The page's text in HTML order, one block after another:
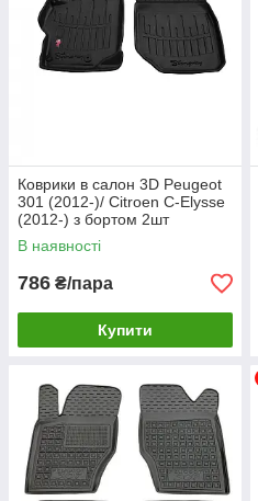
Коврики в салон 3D Peugeot
301 (2012-)/ Citroen C-Elysse
(2012-) з бортом 2шт
В наявності
786 ₴/пара
Купити